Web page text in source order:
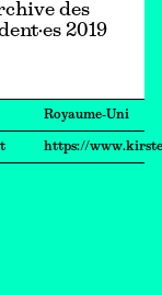
des
2019
Royaume-Uni
https://